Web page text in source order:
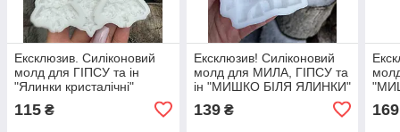
Ексклюзив. Силіконовий
молд для ГІПСУ та ін
"Ялинки кристалічні"
115 ₴
Ексклюзив! Силіконовий
молд для МИЛА, ГІПСУ та
ін "МИШКО БІЛЯ ЯЛИНКИ"
139₴ 169